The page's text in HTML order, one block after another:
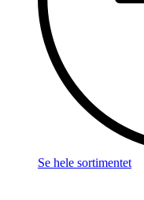
Se hele sortimentet